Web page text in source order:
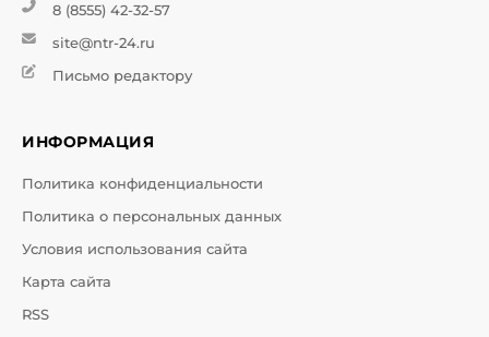
8 (8555) 42-32-57
site@ntr-24.ru
Письмо редактору
ИНФОРМАЦИЯ
Политика конфиденциальности
Политика о персональных данных
Условия использования сайта
Карта сайта
RSS